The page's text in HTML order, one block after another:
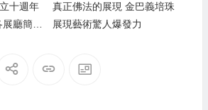
十週年
廳簡
真正佛法的展現 金巴義培珠
展現藝術驚人爆發力